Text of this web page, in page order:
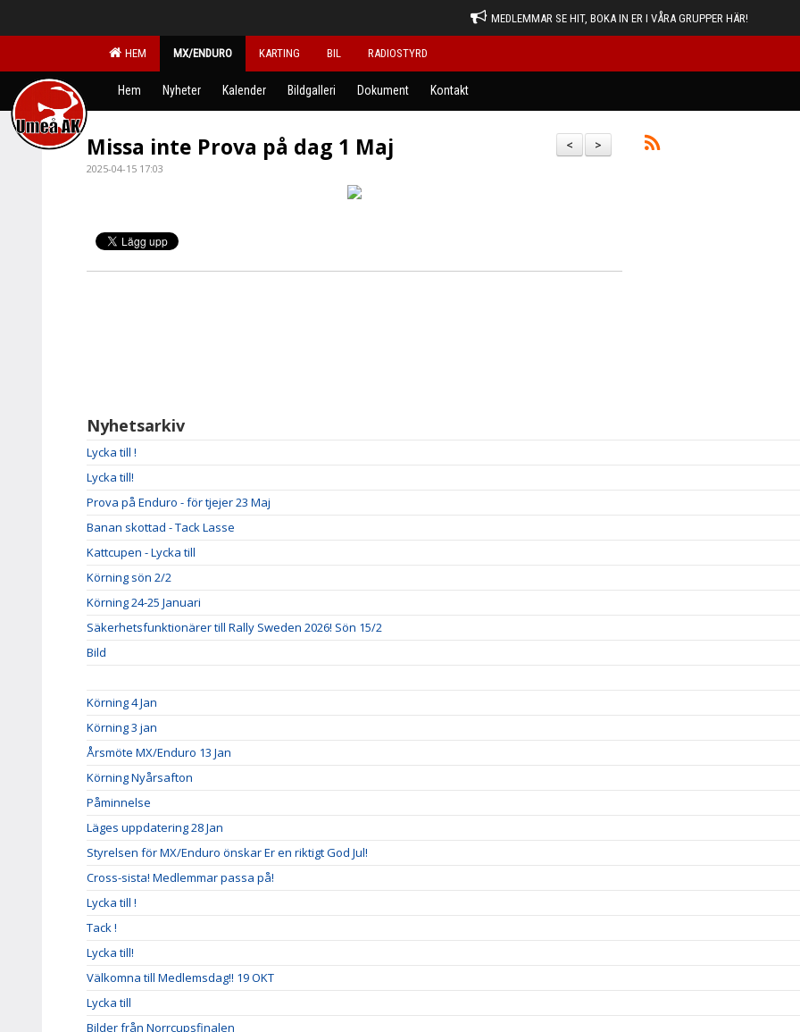
MEDLEMMAR SE HIT, BOKA IN ER I VÅRA GRUPPER HÄR!
HEM MX/ENDURO KARTING BIL RADIOSTYRD
Hem Nyheter Kalender Bildgalleri Dokument Kontakt
>
<
Missa inte Prova på dag 1 Maj
2025-04-15 17:03
Nyhetsarkiv
Lycka till !
Lycka till!
Prova på Enduro - för tjejer 23 Maj
Banan skottad - Tack Lasse
Kattcupen - Lycka till
Körning sön 2/2
Körning 24-25 Januari
Säkerhetsfunktionärer till Rally Sweden 2026! Sön 15/2
Bild
Körning 4 Jan
Körning 3 jan
Årsmöte MX/Enduro 13 Jan
Körning Nyårsafton
Påminnelse
Läges uppdatering 28 Jan
Styrelsen för MX/Enduro önskar Er en riktigt God Jul!
Cross-sista! Medlemmar passa på!
Lycka till !
Tack !
Lycka till!
Välkomna till Medlemsdag!! 19 OKT
Lycka till
Bilder från Norrcupsfinalen